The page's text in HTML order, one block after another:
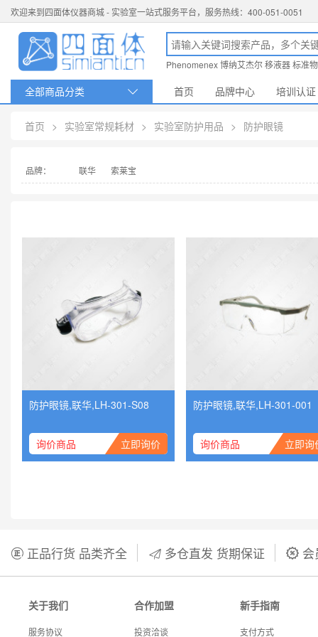
欢迎来到四面体仪器商城 - 实验室一站式服务平台，服务热线：400-051-0051
Phenomenex博纳艾杰尔移液器标准
全部商品分类  首页 品牌中心 培训认证
首页 > 实验室常规耗材 > 实验室防护用品 > 防护眼镜
品牌： 联华 索莱宝
防护眼镜,联华,LH-301-S08
询价商品 立即询价
防护眼镜,联华,LH-301-001
询价商品 立即询
 正品行货 品类齐全  多仓直发 货期保证 
关于我们
服务协议
合作加盟
投资洽谈
新手指南
支付方式